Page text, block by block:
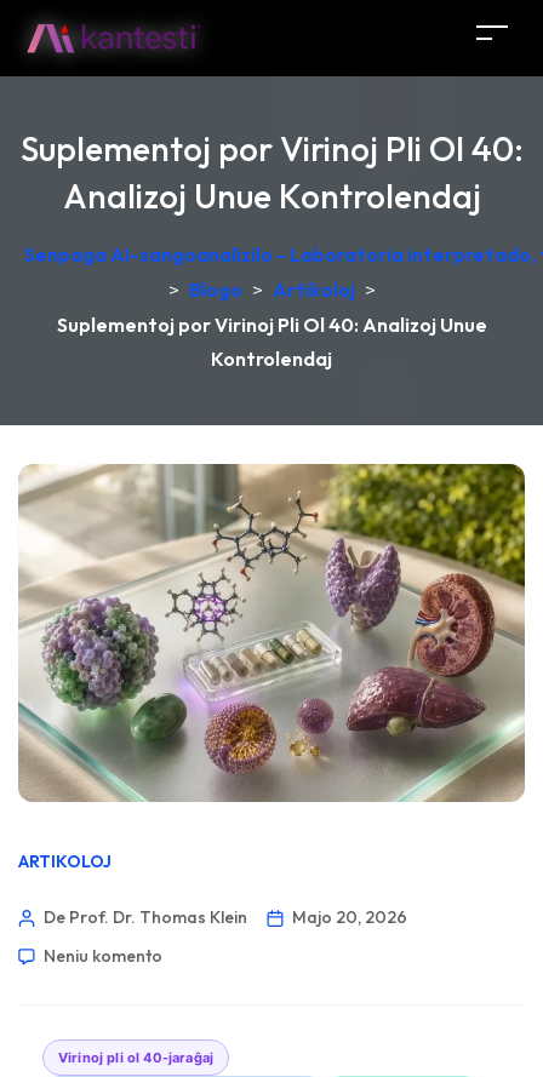
Suplementoj por Virinoj Pli Ol 40:
Analizoj Unue Kontrolendaj
Senpaga AI-sangoanalizilo - Laboratoria
> Blogo > Artikoloj >
Suplementoj por Virinoj Pli Ol 40: Analizoj Unue
Kontrolendaj
ARTIKOLOJ
De Prof. Dr. Thomas Klein
Majo 20, 2026
Neniu komento
Virinoj pli ol 40-jaraĝaj